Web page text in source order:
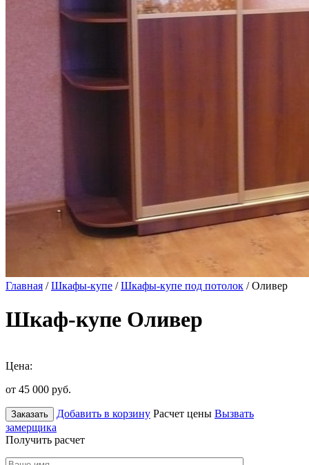
Главная /Шкафы-купе /Шкафы-купе под потолок / Оливер
Шкаф-купе Оливер
Цена:
от 45 000 руб.
Заказать Добавить в корзину Расчет цены Вызвать
замерщика
Получить расчет